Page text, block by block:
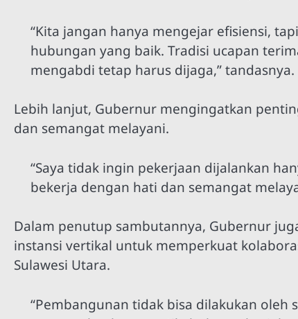
“Kita jangan hanya mengejar efisiensi,
hubungan yang baik. Tradisi ucapan
mengabdi tetap harus dijaga,” tandasnya.
Lebih lanjut, Gubernur mengingatkan
dan semangat melayani.
“Saya tidak ingin pekerjaan dijalankan
bekerja dengan hati dan semangat
Dalam penutup sambutannya, Gubernur
instansi vertikal untuk memperkuat
Sulawesi Utara.
“Pembangunan tidak bisa dilakukan